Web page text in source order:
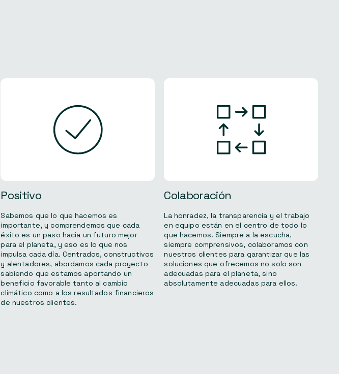
Positivo
Sabemos que lo que hacemos es
importante, y comprendemos que cada
éxito es un paso hacia un futuro mejor
para el planeta, y eso es lo que nos
impulsa cada día. Centrados, constructivos
y alentadores, abordamos cada proyecto
sabiendo que estamos aportando un
beneficio favorable tanto al cambio
climático como a los resultados financieros
de nuestros clientes.
Colaboración
La honradez, la transparencia y el trabajo
en equipo están en el centro de todo lo
que hacemos. Siempre a la escucha,
siempre comprensivos, colaboramos con
nuestros clientes para garantizar que las
soluciones que ofrecemos no solo son
adecuadas para el planeta, sino
absolutamente adecuadas para ellos.